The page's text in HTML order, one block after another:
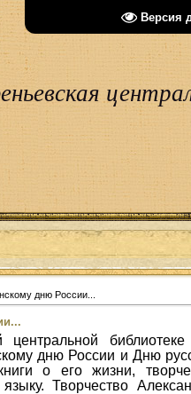
Версия
дню России...
центральной
дню России и Дню
о его жизни,
Творчество